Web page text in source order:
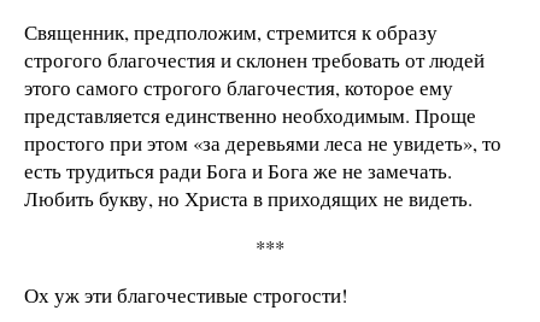
Священник, предположим, стремится к образу
строгого благочестия и склонен требовать от людей
этого самого строгого благочестия, которое ему
представляется единственно необходимым. Проще
простого при этом «за деревьями леса не увидеть», то
есть трудиться ради Бога и Бога же не замечать.
Любить букву, но Христа в приходящих не видеть.
***
Ох уж эти благочестивые строгости!